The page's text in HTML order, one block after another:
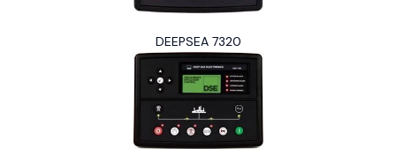
DEEPSEA 7320